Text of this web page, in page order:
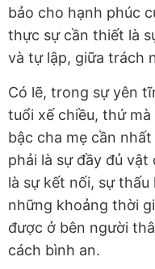
bảo cho hạnh phúc
thực sự cần thiết là
và tự lập, giữa trách
Có lẽ, trong sự yên
tuổi xế chiều, thứ mà
bậc cha mẹ cần
phải là sự đầy đủ vật
là sự kết nối, sự thấu
những khoảng thời
được ở bên người
cách bình an.